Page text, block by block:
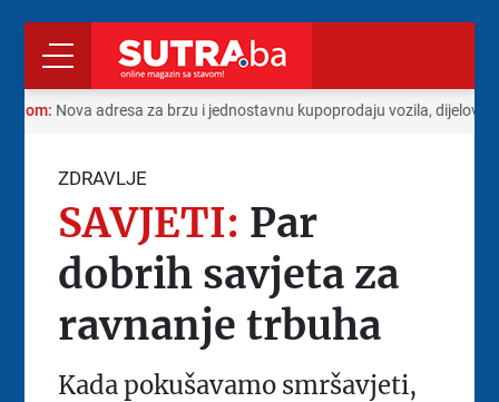
Nova adresa za brzu i jednostavnu kupoprodaju vozila, dijelova i
ZDRAVLJE
SAVJETI: Par
dobrih savjeta za
ravnanje trbuha
Kada pokušavamo smršavjeti,